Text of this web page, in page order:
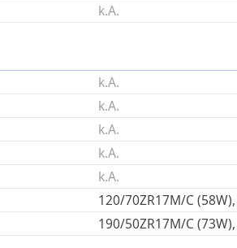
k.A.
k.A.
k.A.
k.A.
k.A.
k.A.
120/70ZR17M/C
190/50ZR17M/C